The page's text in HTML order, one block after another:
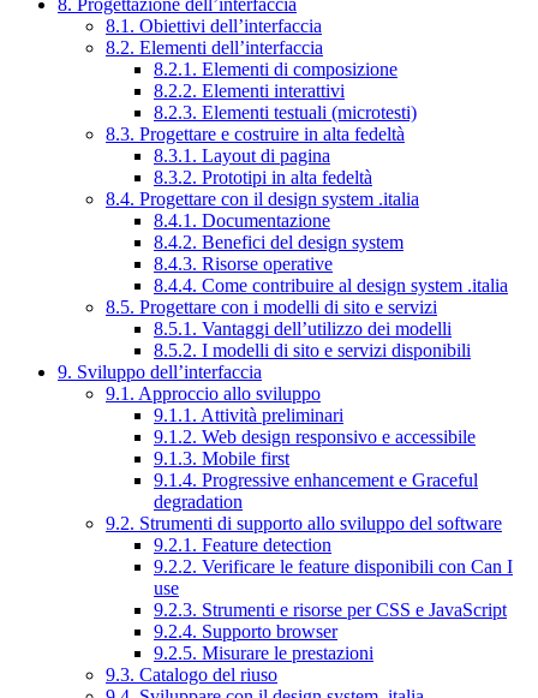
8. Progettazione dell’interfaccia
8.1. Obiettivi dell’interfaccia
8.2. Elementi dell’interfaccia
8.2.1. Elementi di composizione
8.2.2. Elementi interattivi
8.2.3. Elementi testuali (microtesti)
8.3. Progettare e costruire in alta fedeltà
8.3.1. Layout di pagina
8.3.2. Prototipi in alta fedeltà
8.4. Progettare con il design system .italia
8.4.1. Documentazione
8.4.2. Benefici del design system
8.4.3. Risorse operative
8.4.4. Come contribuire al design system .italia
8.5. Progettare con i modelli di sito e servizi
8.5.1. Vantaggi dell’utilizzo dei modelli
8.5.2. I modelli di sito e servizi disponibili
9. Sviluppo dell’interfaccia
9.1. Approccio allo sviluppo
9.1.1. Attività preliminari
9.1.2. Web design responsivo e accessibile
9.1.3. Mobile first
9.1.4. Progressive enhancement e Graceful
degradation
9.2. Strumenti di supporto allo sviluppo del software
9.2.1. Feature detection
9.2.2. Verificare le feature disponibili con Can I
use
9.2.3. Strumenti e risorse per CSS e JavaScript
9.2.4. Supporto browser
9.2.5. Misurare le prestazioni
9.3. Catalogo del riuso